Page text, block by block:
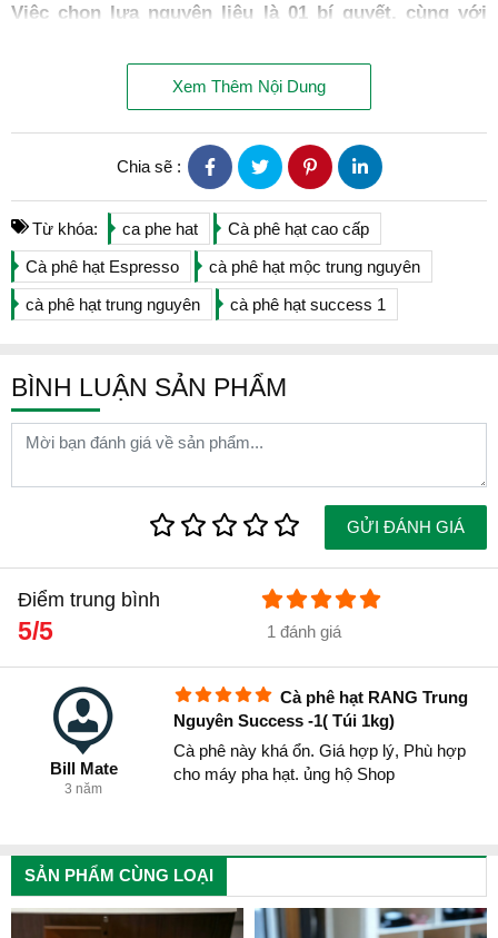
Việc chọn lựa nguyên liệu là 01 bí quyết, cùng với
Lượng đượm hương thơm, thoáng mùi khói nhẹ,
đậm vị cà phê nguyên bản, hậu vị đậm.
Đặc tính:
Thể chất đậm, mạnh
Gu truyền thống
Thành phần: Cà phê (Arabica, Robusta)
Hướng dẫn sử dụng: Xay cà phê trước khi pha chế,
Xem Thêm Nội Dung
Chia sẽ :
Từ khóa: ca phe hat
Cà phê hạt cao cấp
Cà phê hạt Espresso
cà phê hạt mộc trung nguyên
cà phê hạt trung nguyên
cà phê hạt success 1
BÌNH LUẬN SẢN PHẨM
GỬI ĐÁNH GIÁ
Điểm trung bình
5/5 1 đánh giá
Bill Mate
3 năm
Cà phê hạt RANG Trung
Nguyên Success -1( Túi 1kg)
Cà phê này khá ổn. Giá hợp lý, Phù hợp
cho máy pha hạt. ủng hộ Shop
SẢN PHẨM CÙNG LOẠI